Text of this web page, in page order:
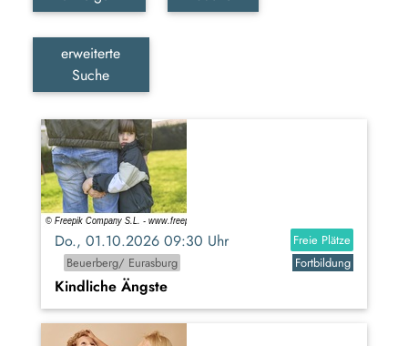
erweiterte
Suche
Do., 01.10.2026 09:30 Uhr
Freie Plätze
Beuerberg/ Eurasburg
Fortbildung
Kindliche Ängste